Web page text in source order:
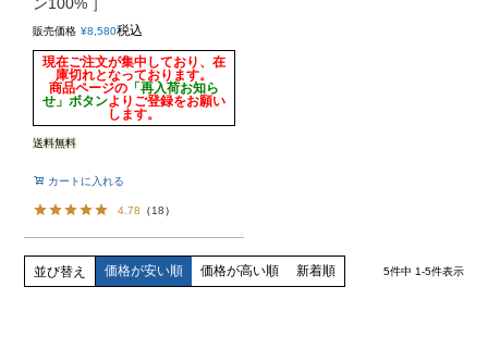
販売価格 ¥8,580税込
現在ご注文が集中しており、在
庫切れとなっております。
商品ページの 「再入荷お知ら
せ」ボタンよりご登録をお願い
します。
送料無料
カートに入れる
4.78 （18）
並び替え 価格が安い順 価格が高い順 新着順 5件中 1-5件表示